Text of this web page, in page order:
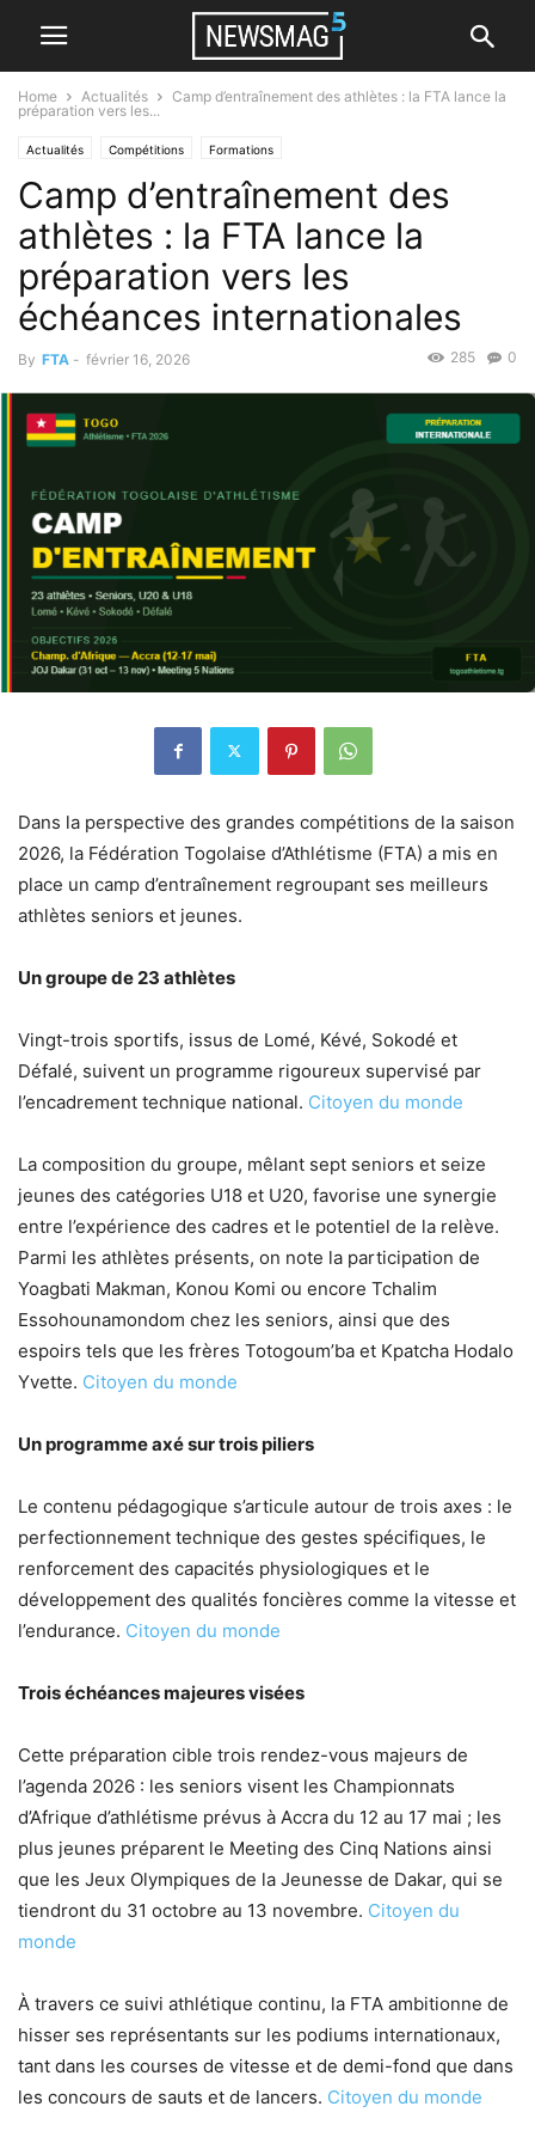
Home Actualités
Camp d’entraînement des athlètes : la FTA lance la
préparation vers les...
Actualités Compétitions Formations
Camp d’entraînement des
athlètes : la FTA lance la
préparation vers les
échéances internationales
By FTA - février 16, 2026 0
285
Dans la perspective des grandes compétitions de la saison
2026, la Fédération Togolaise d’Athlétisme (FTA) a mis en
place un camp d’entraînement regroupant ses meilleurs
athlètes seniors et jeunes.
Un groupe de 23 athlètes
Vingt-trois sportifs, issus de Lomé, Kévé, Sokodé et
Défalé, suivent un programme rigoureux supervisé par
l’encadrement technique national. Citoyen du monde
La composition du groupe, mêlant sept seniors et seize
jeunes des catégories U18 et U20, favorise une synergie
entre l’expérience des cadres et le potentiel de la relève.
Parmi les athlètes présents, on note la participation de
Yoagbati Makman, Konou Komi ou encore Tchalim
Essohounamondom chez les seniors, ainsi que des
espoirs tels que les frères Totogoum’ba et Kpatcha Hodalo
Yvette. Citoyen du monde
Un programme axé sur trois piliers
Le contenu pédagogique s’articule autour de trois axes : le
perfectionnement technique des gestes spécifiques, le
renforcement des capacités physiologiques et le
développement des qualités foncières comme la vitesse et
l’endurance. Citoyen du monde
Trois échéances majeures visées
Cette préparation cible trois rendez-vous majeurs de
l’agenda 2026 : les seniors visent les Championnats
d’Afrique d’athlétisme prévus à Accra du 12 au 17 mai ; les
plus jeunes préparent le Meeting des Cinq Nations ainsi
que les Jeux Olympiques de la Jeunesse de Dakar, qui se
tiendront du 31 octobre au 13 novembre. Citoyen du
monde
À travers ce suivi athlétique continu, la FTA ambitionne de
hisser ses représentants sur les podiums internationaux,
tant dans les courses de vitesse et de demi-fond que dans
les concours de sauts et de lancers. Citoyen du monde